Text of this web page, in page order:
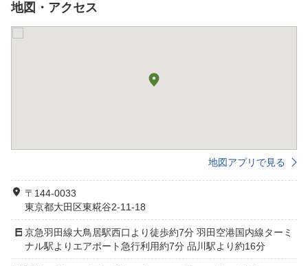
地図・アクセス
地図アプリで見る
〒144-0033
東京都大田区東糀谷2-11-18
京急羽田線大鳥居駅西口より徒歩約7分 羽田空港国内線ターミ
ナル駅よりエアポート急行利用約7分 品川駅より約16分